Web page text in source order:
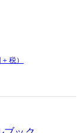
税）